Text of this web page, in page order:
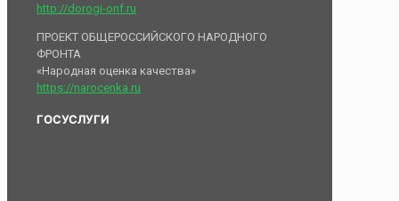
http://dorogi-onf.ru
ПРОЕКТ ОБЩЕРОССИЙСКОГО НАРОДНОГО
ФРОНТА
«Народная оценка качества»
https://narocenka.ru
ГОСУСЛУГИ